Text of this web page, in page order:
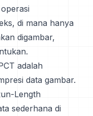
di mana hanya
digambar,
adalah
data gambar.
Length
sederhana di